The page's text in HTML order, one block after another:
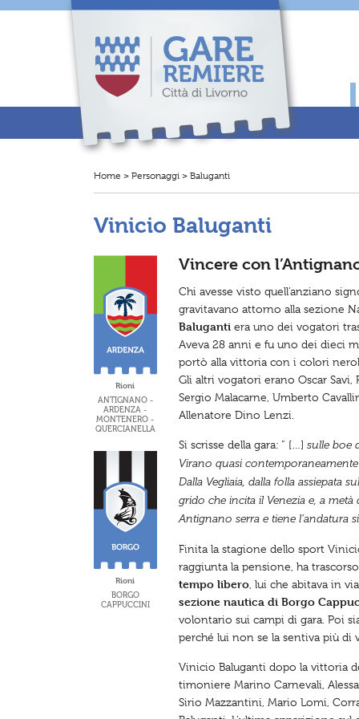
N
a
v
g
n
e
r
i
n
i
p
T
o
v
q
.
Home > Personaggi > Baluganti
Vinicio Baluganti
Rioni
ANTIGNANO -
ARDENZA -
MONTENERO -
QUERCIANELLA
Rioni
BORGO
CAPPUCCINI
Vincere con
Chi avesse visto quell’anziano
gravitavano attorno alla sezione
Baluganti era uno dei vogatori
Aveva 28 anni e fu uno dei dieci
portò alla vittoria con i colori
Gli altri vogatori erano Oscar
Sergio Malacarne, Umberto
Allenatore Dino Lenzi.
Si scrisse della gara: “ […] sulle boe
Virano quasi
Dalla Vegliaia, dalla folla assiepata
grido che incita il Venezia e, a
Antignano serra e tiene l’andatura
Finita la stagione dello sport
raggiunta la pensione, ha
tempo libero , lui che abitava in
sezione nautica di Borgo
volontario sui campi di gara. Poi
perché lui non se la sentiva più di
Vinicio Baluganti dopo la vittoria
timoniere Marino Carnevali,
Sirio Mazzantini, Mario Lomi,